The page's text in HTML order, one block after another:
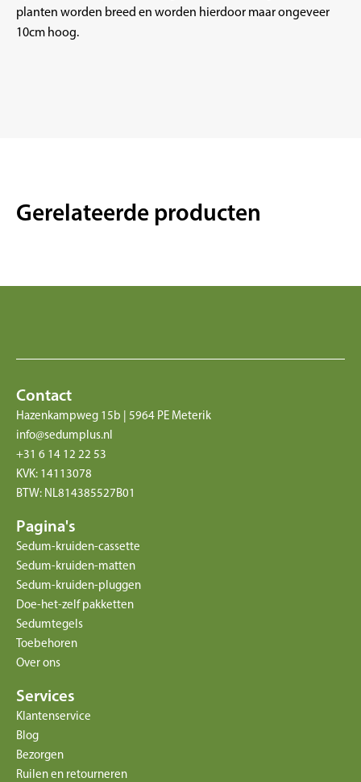
planten worden breed en worden hierdoor maar ongeveer
10cm hoog.
Gerelateerde producten
Contact
Hazenkampweg 15b | 5964 PE Meterik
info@sedumplus.nl
+31 6 14 12 22 53
KVK: 14113078
BTW: NL814385527B01
Pagina's
Sedum-kruiden-cassette
Sedum-kruiden-matten
Sedum-kruiden-pluggen
Doe-het-zelf pakketten
Sedumtegels
Toebehoren
Over ons
Services
Klantenservice
Blog
Bezorgen
Ruilen en retourneren